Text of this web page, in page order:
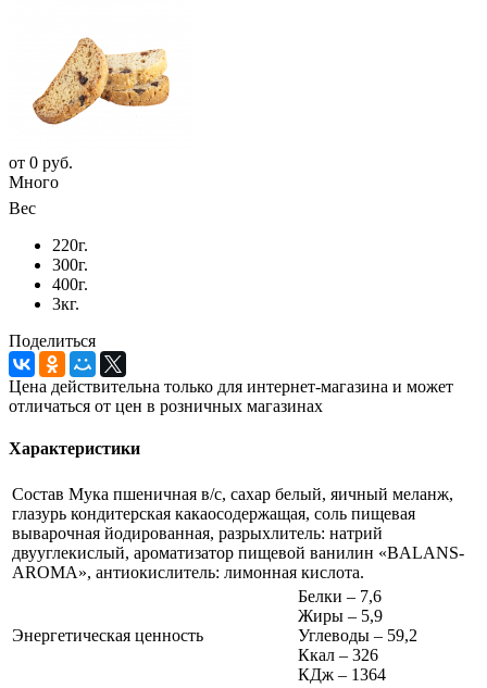
от 0 руб.
Много
Вес
220г.
300г.
400г.
3кг.
Поделиться
Цена действительна только для интернет-магазина и может
отличаться от цен в розничных магазинах
Характеристики
Состав Мука пшеничная в/с, сахар белый, яичный меланж,
глазурь кондитерская какаосодержащая, соль пищевая
выварочная йодированная, разрыхлитель: натрий
двууглекислый, ароматизатор пищевой ванилин «BALANS-
AROMA», антиокислитель: лимонная кислота.
Энергетическая ценность
Белки – 7,6
Жиры – 5,9
Углеводы – 59,2
Ккал – 326
КДж – 1364